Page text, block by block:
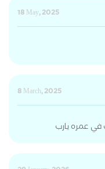
18 May, 2025
8 March, 2025
في عمره يارب